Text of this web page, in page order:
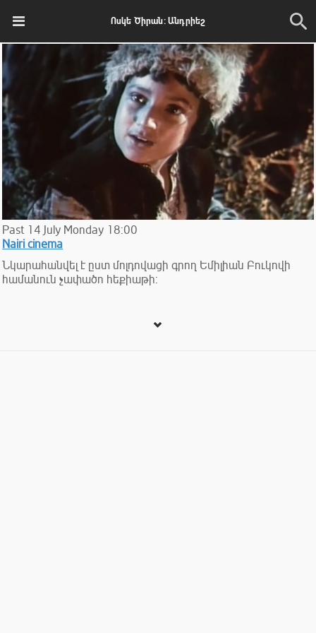
Ոսկե Ծիրան: Անդրիեշ
Past 14 July Monday 18:00
Nairi cinema
Նկարահանվել է ըստ մոլդովացի գրող Եմիլիան Բուկովի
համանուն չափածո հեքիաթի: